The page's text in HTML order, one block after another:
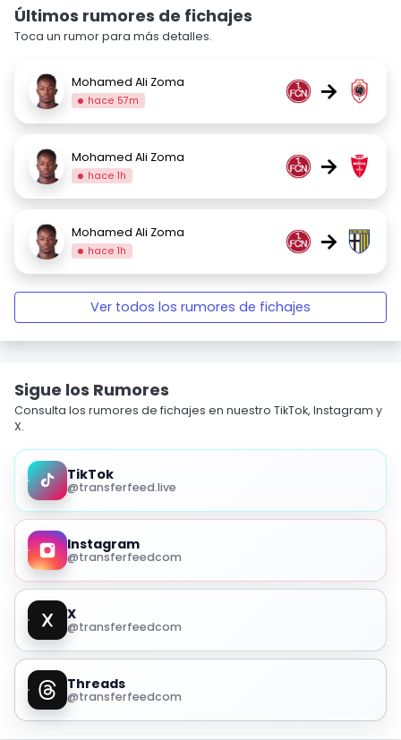
Últimos rumores de fichajes
Toca un rumor para más detalles.
Mohamed Ali Zoma
hace 57m →
Mohamed Ali Zoma
hace 1h →
Mohamed Ali Zoma
hace 1h →
Ver todos los rumores de fichajes
Sigue los Rumores
Consulta los rumores de fichajes en nuestro TikTok, Instagram y
X.
TikTok
@transferfeed.live
Instagram
@transferfeedcom
X
@transferfeedcom
Threads
@transferfeedcom